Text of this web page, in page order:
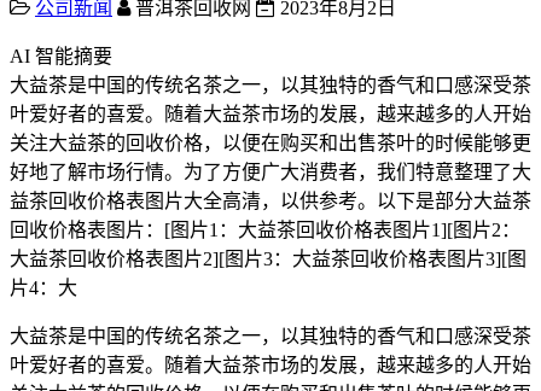
公司新闻 普洱茶回收网 2023年8月2日
AI 智能摘要
大益茶是中国的传统名茶之一，以其独特的香气和口感深受茶
叶爱好者的喜爱。随着大益茶市场的发展，越来越多的人开始
关注大益茶的回收价格，以便在购买和出售茶叶的时候能够更
好地了解市场行情。为了方便广大消费者，我们特意整理了大
益茶回收价格表图片大全高清，以供参考。以下是部分大益茶
回收价格表图片：[图片1：大益茶回收价格表图片1][图片2：
大益茶回收价格表图片2][图片3：大益茶回收价格表图片3][图
片4：大
大益茶是中国的传统名茶之一，以其独特的香气和口感深受茶
叶爱好者的喜爱。随着大益茶市场的发展，越来越多的人开始